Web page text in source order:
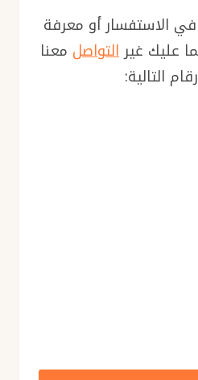
الاستفسار أو معرفة
عليك غيرالتواصل معنا
التالية: